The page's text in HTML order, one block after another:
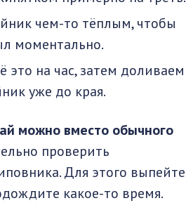
чем-то тёплым, чтобы
моментально.
это на час, затем доливаем
уже до края.
можно вместо обычного
проверить
Для этого выпейте
какое-то время.